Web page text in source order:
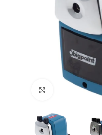
Büyütmek için